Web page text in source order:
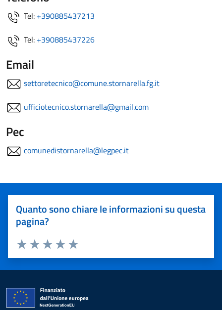
Tel: +390885437213
Tel: +390885437226
Email
settoretecnico@comune.stornarella.fg.it
ufficiotecnico.stornarella@gmail.com
Pec
comunedistornarella@legpec.it
Quanto sono chiare le informazioni su questa
pagina?
Valuta 5 stelle su 5
Valuta 4 stelle su 5
Valuta 3 stelle su 5
Valuta 2 stelle su 5
Valuta 1 stelle su 5